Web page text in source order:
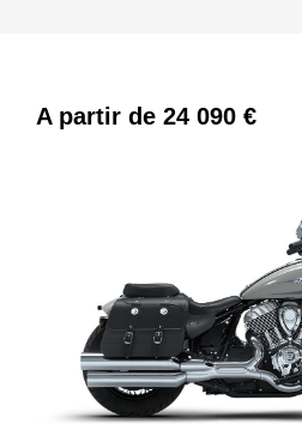
A partir de 24 090 €